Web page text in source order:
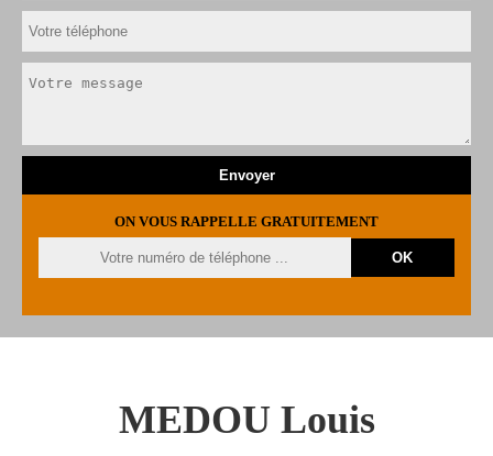
ON VOUS RAPPELLE GRATUITEMENT
MEDOU Louis